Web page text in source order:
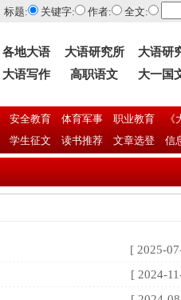
标题: 关键字: 作者: 全文:
各地大语 大语研究所 大语研
大语写作 高职语文 大一国
安全教育 体育军事 职业教育 《
学生征文 读书推荐 文章选登 信
[ 2025-
[ 2024-